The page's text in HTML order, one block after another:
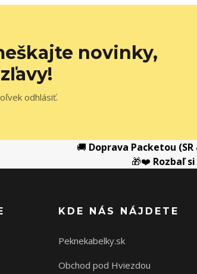
novinky,
odhlásiť.
🚚 Doprava Packetou (SR
🎁❤️ Rozbaľ
KDE NÁS NÁJDETE
Peknekabelky.sk
Obchod pod Hviezdou